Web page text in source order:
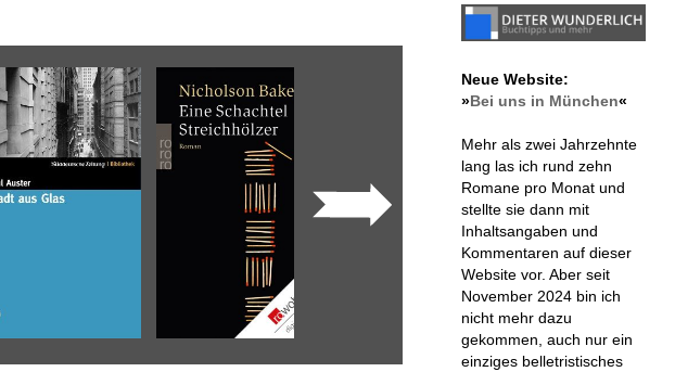
Neue Website:
»Bei uns in München«
Mehr als zwei Jahrzehnte
lang las ich rund zehn
Romane pro Monat und
stellte sie dann mit
Inhaltsangaben und
Kommentaren auf dieser
Website vor. Aber seit
November 2024 bin ich
nicht mehr dazu
gekommen, auch nur ein
einziges belletristisches